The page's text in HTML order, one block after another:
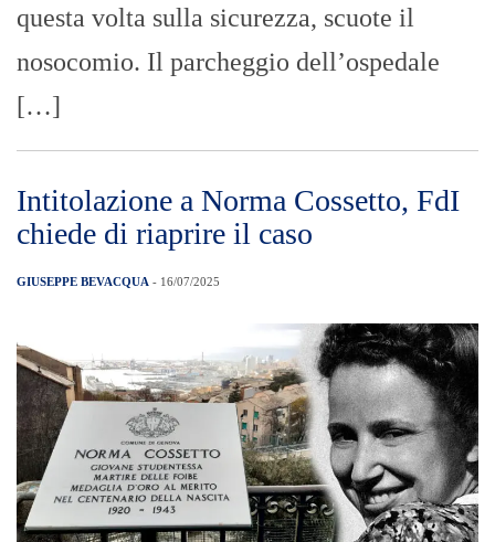
questa volta sulla sicurezza, scuote il
nosocomio. Il parcheggio dell’ospedale
[…]
Intitolazione a Norma Cossetto, FdI
chiede di riaprire il caso
GIUSEPPE BEVACQUA - 16/07/2025